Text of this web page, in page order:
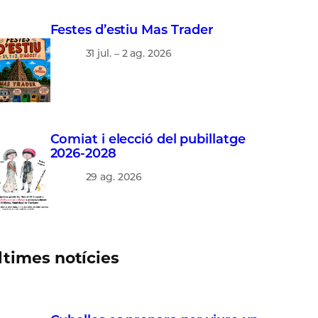
Festes d’estiu Mas Trader
31 jul. – 2 ag. 2026
Comiat i elecció del pubillatge
2026-2028
29 ag. 2026
notícies